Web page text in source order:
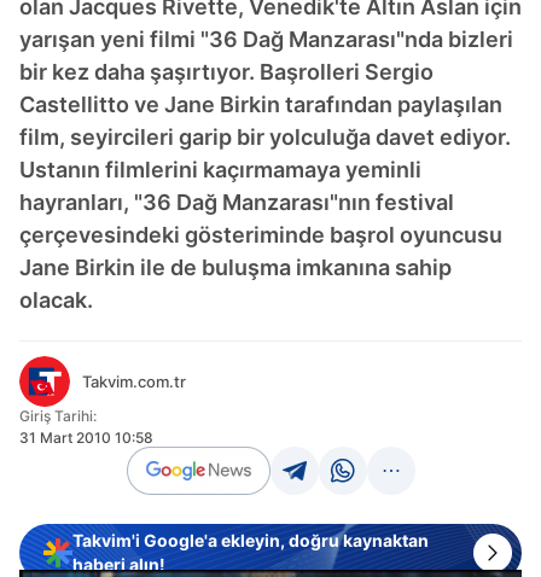
olan Jacques Rivette, Venedik'te Altın Aslan için
yarışan yeni filmi "36 Dağ Manzarası"nda bizleri
bir kez daha şaşırtıyor. Başrolleri Sergio
Castellitto ve Jane Birkin tarafından paylaşılan
film, seyircileri garip bir yolculuğa davet ediyor.
Ustanın filmlerini kaçırmamaya yeminli
hayranları, "36 Dağ Manzarası"nın festival
çerçevesindeki gösteriminde başrol oyuncusu
Jane Birkin ile de buluşma imkanına sahip
olacak.
Takvim.com.tr
Giriş Tarihi:
31 Mart 2010 10:58
Takvim'i Google'a ekleyin, doğru kaynaktan
haberi alın!